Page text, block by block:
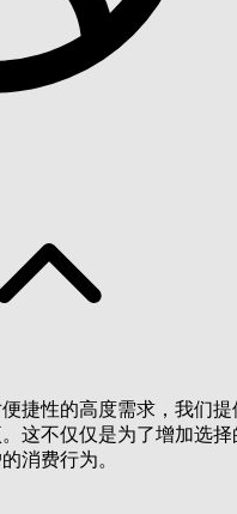
捷性的高度需求，我们提
这不仅仅是为了增加选择
消费行为。